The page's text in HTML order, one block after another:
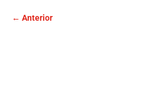
← Anterior